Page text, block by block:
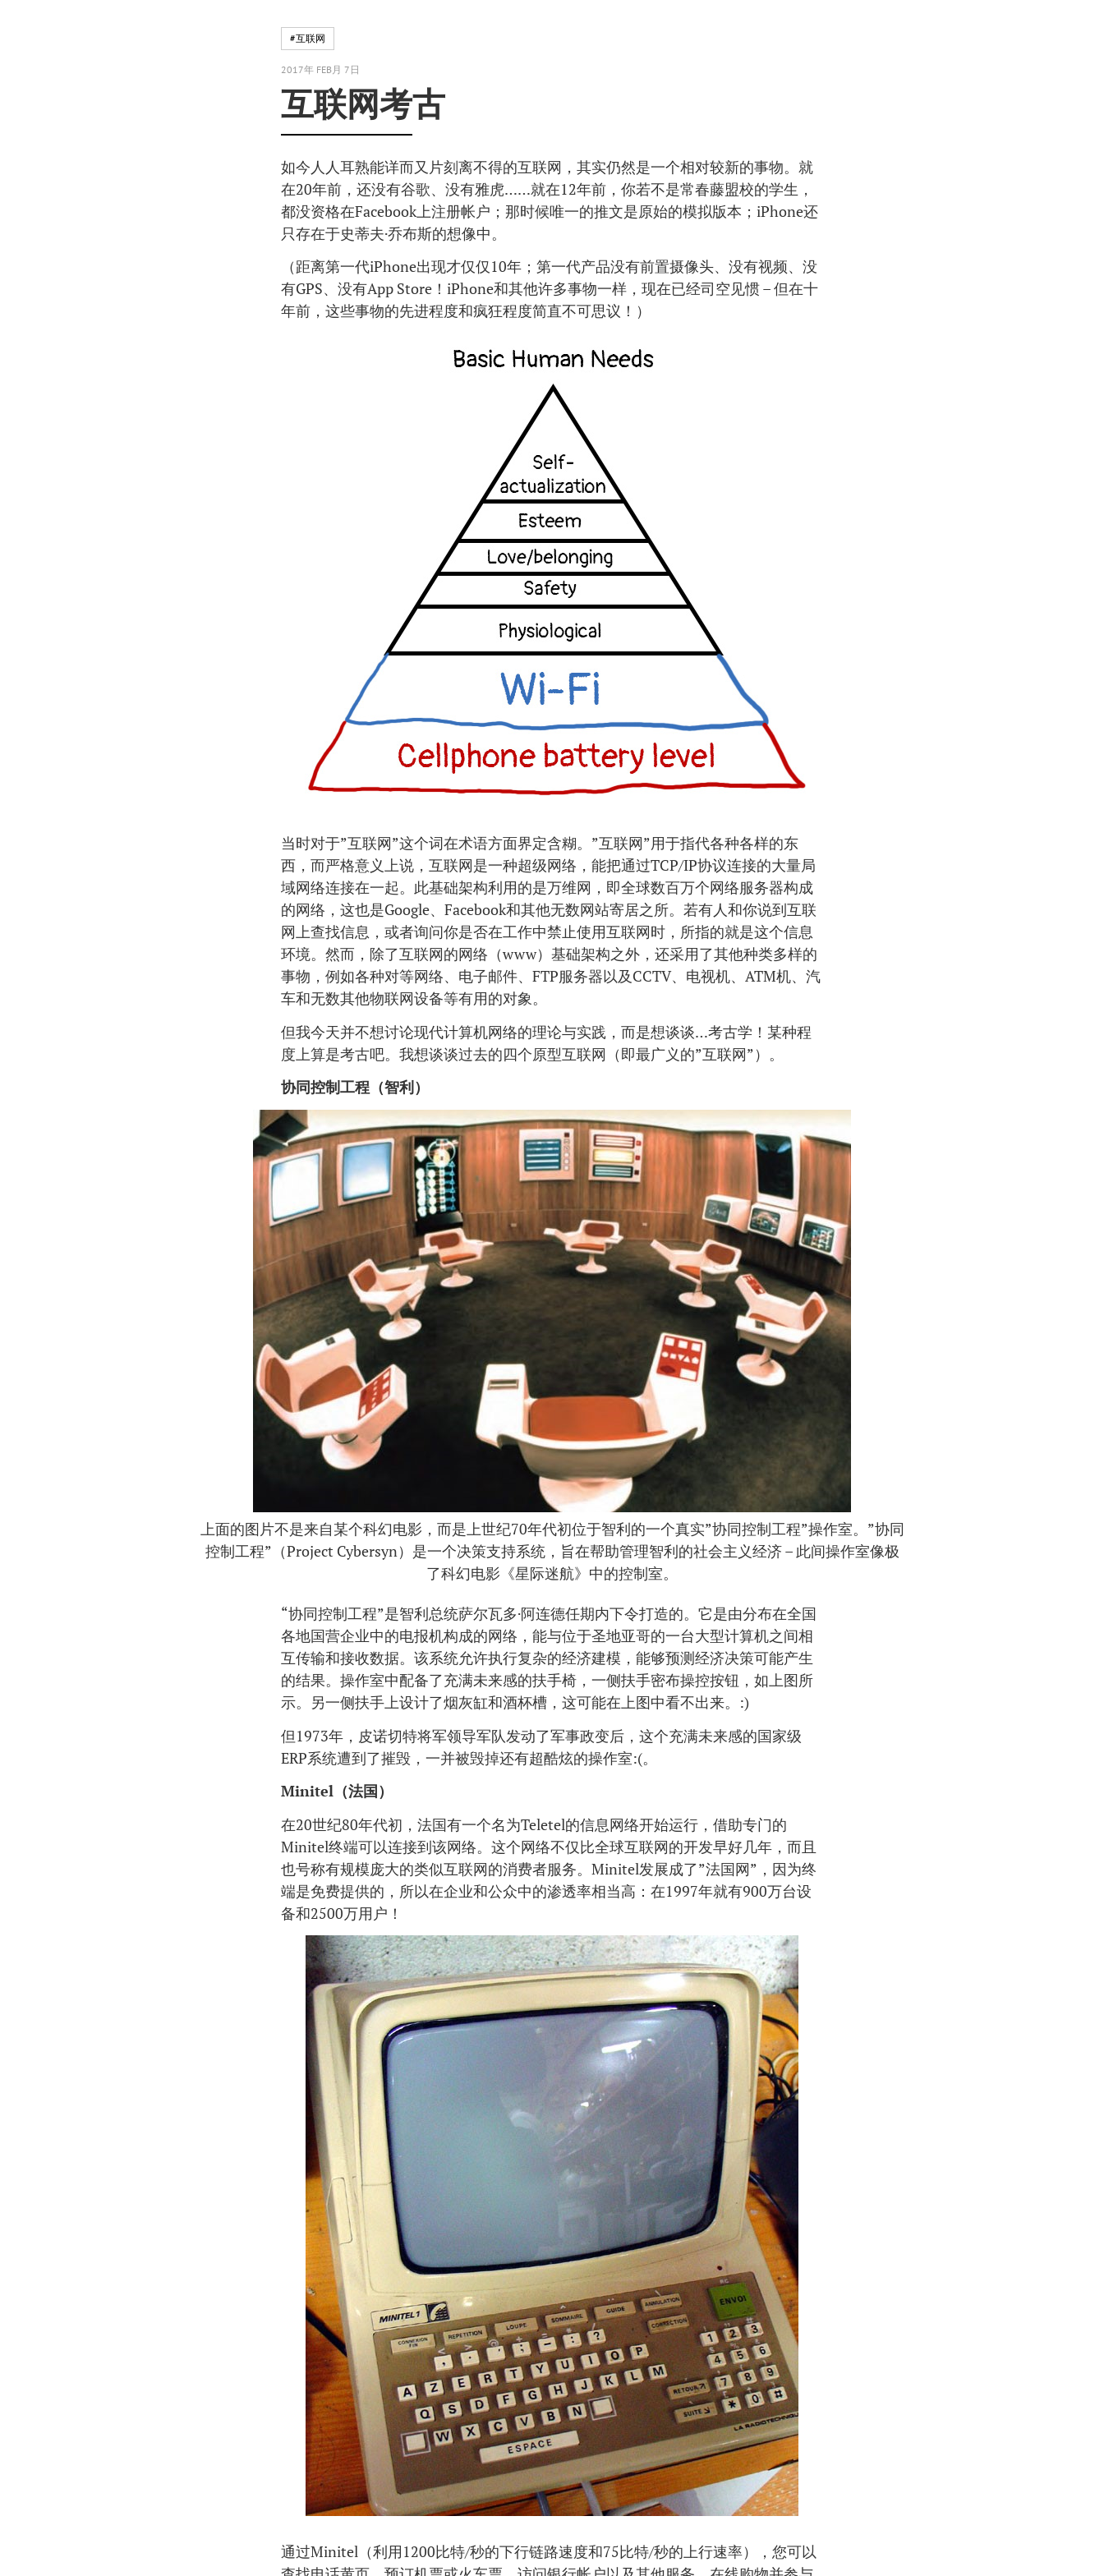
#互联网
2017年 FEB月 7日
互联网考古
如今人人耳熟能详而又片刻离不得的互联网，其实仍然是一个相对较新的事物。就
在20年前，还没有谷歌、没有雅虎……就在12年前，你若不是常春藤盟校的学生，
都没资格在Facebook上注册帐户；那时候唯一的推文是原始的模拟版本；iPhone还
只存在于史蒂夫·乔布斯的想像中。
（距离第一代iPhone出现才仅仅10年；第一代产品没有前置摄像头、没有视频、没
有GPS、没有App Store！iPhone和其他许多事物一样，现在已经司空见惯 – 但在十
年前，这些事物的先进程度和疯狂程度简直不可思议！）
当时对于”互联网”这个词在术语方面界定含糊。”互联网”用于指代各种各样的东
西，而严格意义上说，互联网是一种超级网络，能把通过TCP/IP协议连接的大量局
域网络连接在一起。此基础架构利用的是万维网，即全球数百万个网络服务器构成
的网络，这也是Google、Facebook和其他无数网站寄居之所。若有人和你说到互联
网上查找信息，或者询问你是否在工作中禁止使用互联网时，所指的就是这个信息
环境。然而，除了互联网的网络（www）基础架构之外，还采用了其他种类多样的
事物，例如各种对等网络、电子邮件、FTP服务器以及CCTV、电视机、ATM机、汽
车和无数其他物联网设备等有用的对象。
但我今天并不想讨论现代计算机网络的理论与实践，而是想谈谈…考古学！某种程
度上算是考古吧。我想谈谈过去的四个原型互联网（即最广义的”互联网”）。
协同控制工程（智利）
上面的图片不是来自某个科幻电影，而是上世纪70年代初位于智利的一个真实”协同控制工程”操作室。”协同
控制工程”（Project Cybersyn）是一个决策支持系统，旨在帮助管理智利的社会主义经济 – 此间操作室像极
了科幻电影《星际迷航》中的控制室。
“协同控制工程”是智利总统萨尔瓦多·阿连德任期内下令打造的。它是由分布在全国
各地国营企业中的电报机构成的网络，能与位于圣地亚哥的一台大型计算机之间相
互传输和接收数据。该系统允许执行复杂的经济建模，能够预测经济决策可能产生
的结果。操作室中配备了充满未来感的扶手椅，一侧扶手密布操控按钮，如上图所
示。另一侧扶手上设计了烟灰缸和酒杯槽，这可能在上图中看不出来。:)
但1973年，皮诺切特将军领导军队发动了军事政变后，这个充满未来感的国家级
ERP系统遭到了摧毁，一并被毁掉还有超酷炫的操作室:(。
Minitel（法国）
在20世纪80年代初，法国有一个名为Teletel的信息网络开始运行，借助专门的
Minitel终端可以连接到该网络。这个网络不仅比全球互联网的开发早好几年，而且
也号称有规模庞大的类似互联网的消费者服务。Minitel发展成了”法国网”，因为终
端是免费提供的，所以在企业和公众中的渗透率相当高：在1997年就有900万台设
备和2500万用户！
通过Minitel（利用1200比特/秒的下行链路速度和75比特/秒的上行速率），您可以